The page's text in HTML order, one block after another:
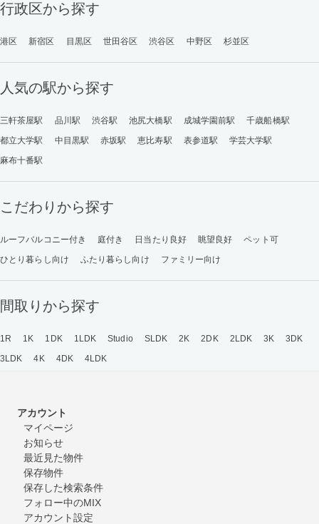
行政区から探す
港区 新宿区 目黒区 世田谷区 渋谷区 中野区 杉並区
人気の駅から探す
三軒茶屋駅 品川駅 渋谷駅 池尻大橋駅 成城学園前駅
千歳船橋駅
都立大学駅
中目黒駅 赤坂駅 恵比寿駅 表参道駅
学芸大学駅
麻布十番駅
こだわりから探す
ルーフバルコニー付き 庭付き 日当たり良好 眺望良好
ペット可
ひとり暮らし向け
ふたり暮らし向け ファミリー向け
間取りから探す
1R 1K 1DK 1LDK Studio SLDK 2K 2DK 2LDK 3K
3DK
3LDK
4K 4DK 4LDK
アカウント
マイページ
お知らせ
最近見た物件
保存物件
保存した検索条件
フォロー中のMIX
アカウント設定